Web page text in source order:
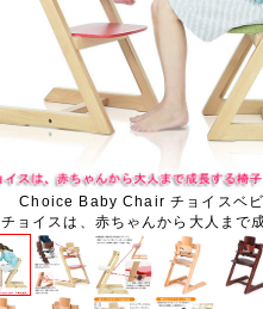
Choice Baby Chair チョイスベ
チョイスは、赤ちゃんから大人まで